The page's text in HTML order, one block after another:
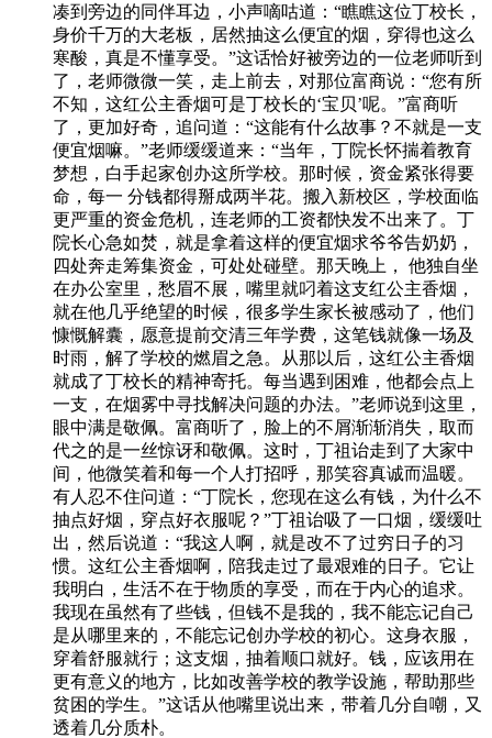
凑到旁边的同伴耳边，小声嘀咕道：“瞧瞧这位丁校长，
身价千万的大老板，居然抽这么便宜的烟，穿得也这么
寒酸，真是不懂享受。”这话恰好被旁边的一位老师听到
了，老师微微一笑，走上前去，对那位富商说：“您有所
不知，这红公主香烟可是丁校长的‘宝贝’呢。”富商听
了，更加好奇，追问道：“这能有什么故事？不就是一支
便宜烟嘛。”老师缓缓道来：“当年，丁院长怀揣着教育
梦想，白手起家创办这所学校。那时候，资金紧张得要
命，每一 分钱都得掰成两半花。搬入新校区，学校面临
更严重的资金危机，连老师的工资都快发不出来了。丁
院长心急如焚，就是拿着这样的便宜烟求爷爷告奶奶，
四处奔走筹集资金，可处处碰壁。那天晚上， 他独自坐
在办公室里，愁眉不展，嘴里就叼着这支红公主香烟，
就在他几乎绝望的时候，很多学生家长被感动了，他们
慷慨解囊，愿意提前交清三年学费，这笔钱就像一场及
时雨，解了学校的燃眉之急。从那以后，这红公主香烟
就成了丁校长的精神寄托。每当遇到困难，他都会点上
一支，在烟雾中寻找解决问题的办法。”老师说到这里，
眼中满是敬佩。富商听了，脸上的不屑渐渐消失，取而
代之的是一丝惊讶和敬佩。这时，丁祖诒走到了大家中
间，他微笑着和每一个人打招呼，那笑容真诚而温暖。
有人忍不住问道：“丁院长，您现在这么有钱，为什么不
抽点好烟，穿点好衣服呢？”丁祖诒吸了一口烟，缓缓吐
出，然后说道：“我这人啊，就是改不了过穷日子的习
惯。这红公主香烟啊，陪我走过了最艰难的日子。它让
我明白，生活不在于物质的享受，而在于内心的追求。
我现在虽然有了些钱，但钱不是我的，我不能忘记自己
是从哪里来的，不能忘记创办学校的初心。这身衣服，
穿着舒服就行；这支烟，抽着顺口就好。钱，应该用在
更有意义的地方，比如改善学校的教学设施，帮助那些
贫困的学生。”这话从他嘴里说出来，带着几分自嘲，又
透着几分质朴。